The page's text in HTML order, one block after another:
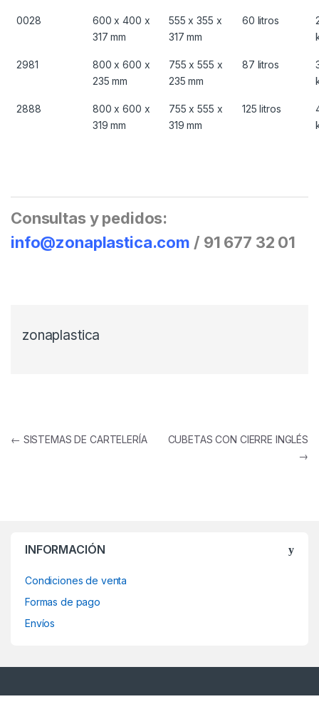
0028
600 x 400 x
317 mm
555 x 355 x
317 mm
60 litros
2981
800 x 600 x
235 mm
755 x 555 x
235 mm
87 litros
2888
800 x 600 x
319 mm
755 x 555 x
319 mm
125 litros
Consultas y pedidos:
info@zonaplastica.com / 91 677 32 01
zonaplastica
Navegación de entradas
← SISTEMAS DE CARTELERÍA
CUBETAS CON CIERRE INGLÉS
→
INFORMACIÓN
Condiciones de venta
Formas de pago
Envíos